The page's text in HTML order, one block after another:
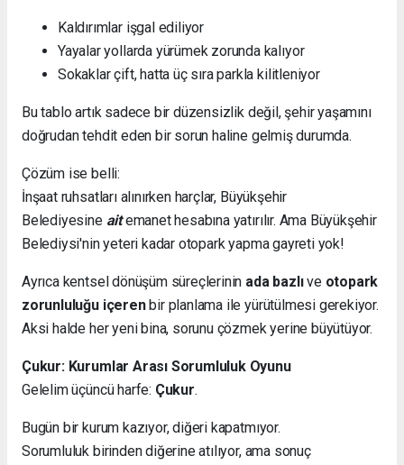
Kaldırımlar işgal ediliyor
Yayalar yollarda yürümek zorunda kalıyor
Sokaklar çift, hatta üç sıra parkla kilitleniyor
Bu tablo artık sadece bir düzensizlik değil, şehir yaşamını
doğrudan tehdit eden bir sorun haline gelmiş durumda.
Çözüm ise belli:
İnşaat ruhsatları alınırken harçlar, Büyükşehir
Belediyesine aitemanet hesabına yatırılır. Ama Büyükşehir
Belediysi'nin yeteri kadar otopark yapma gayreti yok!
Ayrıca kentsel dönüşüm süreçlerinin ada bazlıve otopark
zorunluluğu içerenbir planlama ile yürütülmesi gerekiyor.
Aksi halde her yeni bina, sorunu çözmek yerine büyütüyor.
Çukur: Kurumlar Arası Sorumluluk Oyunu
Gelelim üçüncü harfe: Çukur.
Bugün bir kurum kazıyor, diğeri kapatmıyor.
Sorumluluk birinden diğerine atılıyor, ama sonuç